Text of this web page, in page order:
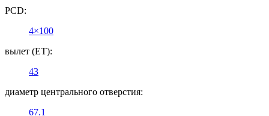
PCD:
4×100
вылет (ET):
43
диаметр центрального отверстия:
67.1